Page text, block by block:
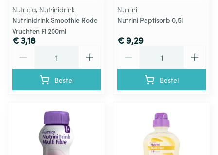
Nutricia, Nutrinidrink
Nutrinidrink Smoothie Rode
Vruchten Fl 200ml
€ 3,18
Bestel
Nutrini
Nutrini Peptisorb 0,5l
€ 9,29
Bestel